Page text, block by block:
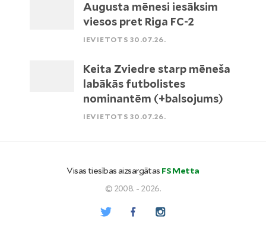
Augusta mēnesi iesāksim
viesos pret Riga FC-2
IEVIETOTS 30.07.26.
Keita Zviedre starp mēneša
labākās futbolistes
nominantēm (+balsojums)
IEVIETOTS 30.07.26.
Visas tiesības aizsargātas FS Metta
© 2008. - 2026.